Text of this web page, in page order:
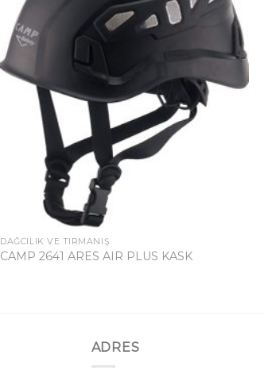
DAĞCILIK VE TIRMANIŞ
CAMP 2641 ARES AIR PLUS KASK
ADRES